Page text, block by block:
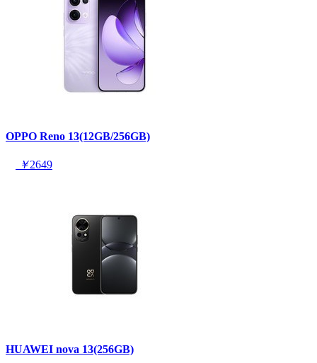
OPPO Reno 13(12GB/256GB)
￥2649
HUAWEI nova 13(256GB)